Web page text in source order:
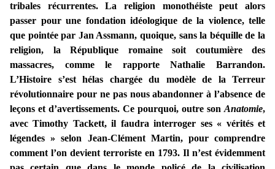
tribales récurrentes. La religion monothéiste peut alors
passer pour une fondation idéologique de la violence, telle
que pointée par Jan Assmann, quoique, sans la béquille de la
religion, la République romaine soit coutumière des
massacres, comme le rapporte Nathalie Barrandon.
L’Histoire s’est hélas chargée du modèle de la Terreur
révolutionnaire pour ne pas nous abandonner à l’absence de
leçons et d’avertissements. Ce pourquoi, outre son Anatomie,
avec Timothy Tackett, il faudra interroger ses « vérités et
légendes » selon Jean-Clément Martin, pour comprendre
comment l’on devient terroriste en 1793. Il n’est évidemment